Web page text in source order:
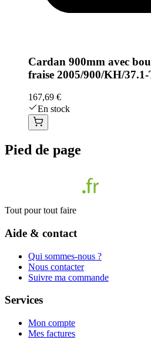
Cardan 900mm avec
fraise 2005/900/KH/
167,69 €
En stock
Pied de page
Tout pour tout faire
Aide & contact
Qui sommes-nous ?
Nous contacter
Suivre ma commande
Services
Mon compte
Mes factures